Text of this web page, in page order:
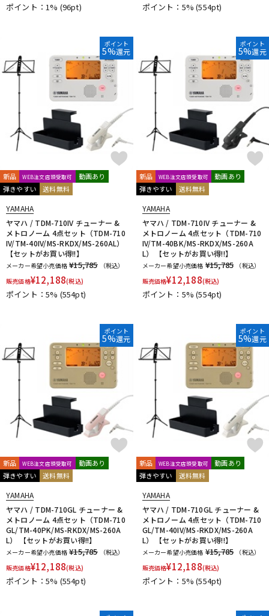
ポイント：1% (96pt) ポイント：5%(554pt)
ポイント
5%還元
新品 WEB注文店頭受取可
動画あり
弾きやすい
送料無料
YAMAHA
ヤマハ / TDM-710IV チューナー &
メトロノーム 4点セット（TDM-710
IV/TM-40IV/MS-RKDX/MS-260AL）
【セットがお買い得!!】
メーカー希望小売価格 ¥15,785
（税込）
販売価格¥12,188(税込)
ポイント：5% (554pt)
ポイント
5%還元
新品 WEB注文店頭受取可
動画あり
弾きやすい
送料無料
YAMAHA
ヤマハ / TDM-710IV チューナー &
メトロノーム 4点セット（TDM-710
IV/TM-40BK/MS-RKDX/MS-260A
L） 【セットがお買い得!!】
メーカー希望小売価格 ¥15,785
（税込）
販売価格¥12,188(税込)
ポイント：5%(554pt)
ポイント
5%還元
新品 WEB注文店頭受取可
動画あり
弾きやすい
送料無料
YAMAHA
ヤマハ / TDM-710GL チューナー &
メトロノーム 4点セット（TDM-710
GL/TM-40PK/MS-RKDX/MS-260A
L） 【セットがお買い得!!】
メーカー希望小売価格 ¥15,785
（税込）
販売価格¥12,188(税込)
ポイント：5% (554pt)
ポイント
5%還元
新品 WEB注文店頭受取可
動画あり
弾きやすい
送料無料
YAMAHA
ヤマハ / TDM-710GL チューナー &
メトロノーム 4点セット（TDM-710
GL/TM-40IV/MS-RKDX/MS-260A
L） 【セットがお買い得!!】
メーカー希望小売価格 ¥15,785
（税込）
販売価格¥12,188(税込)
ポイント：5%(554pt)